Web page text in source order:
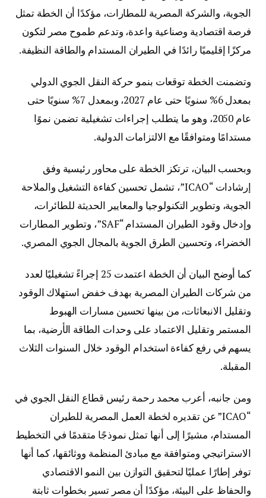
الجوية، والشركة المصرية للمطارات، مؤكدًا أن الخطة تمثل
فرصة اقتصادية وصناعية واعدة، وتدعم طموح مصر لتكون
مركزًا إقليميًا رائدًا في الطيران المستدام والطاقة النظيفة.
وتضمنت الخطة توقعات بنمو حركة النقل الجوي الدولي
بمعدل 6% سنويًا حتى عام 2027، وبمعدل 7% سنويًا حتى
عام 2050، وهو ما يتطلب إجراءات تشغيلية تضمن نموًا
مستدامًا ومتوافقًا مع الالتزامات الدولية.
وبحسب البيان، ترتكز الخطة على محاور رئيسية وفق
إرشادات “ICAO”، تشمل تحسين كفاءة التشغيل والملاحة
الجوية، وتطوير التكنولوجيا والمعايير الحديثة للطائرات،
وإدخال وقود الطيران المستدام “SAF”، وتطوير المطارات
الخضراء، وتحسين الطرق الجوية بالمجال الجوي المصري.
كما أوضح البيان أن الخطة اعتمدت 25 إجراءً تشغيليًا لعدد
من شركات الطيران المصرية بهدف خفض استهلاك الوقود
وتقليل الانبعاثات، من بينها تحسين مسارات الهبوط
المستمر وتقليل الاعتماد على وحدات الطاقة الأرضية، بما
يسهم في رفع كفاءة استخدام الوقود خلال السنوات الثلاث
المقبلة.
ومن جانبه، أعرب محمد رحمة رئيس قطاع النقل الجوي في
“ICAO” عن تقديره لخطة العمل المصرية للطيران
المستدام، مشيرًا إلى أنها تمثل نموذجًا متقدمًا في التخطيط
الاستراتيجي ومتوافقة مع مبادئ المنظمة ووثائقها، كما أنها
توفر إطارًا عمليًا لتحقيق التوازن بين النمو الاقتصادي
والحفاظ على البيئة، مؤكدًا أن مصر تسير بخطوات ثابتة